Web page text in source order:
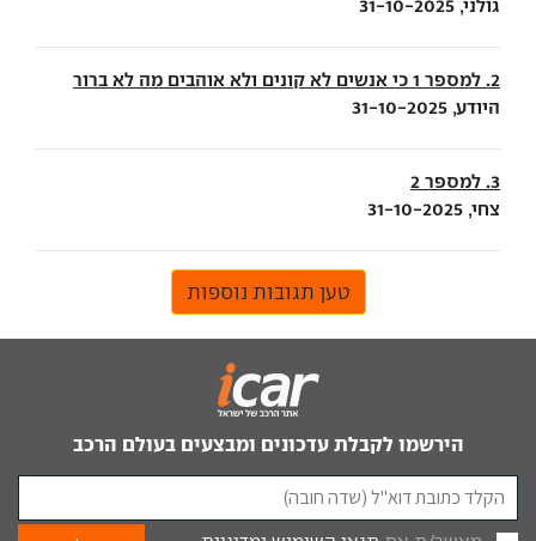
גולני, 31-10-2025
2. למספר 1 כי אנשים לא קונים ולא אוהבים מה לא ברור
היודע, 31-10-2025
3. למספר 2
צחי, 31-10-2025
טען תגובות נוספות
הירשמו לקבלת עדכונים ומבצעים בעולם הרכב